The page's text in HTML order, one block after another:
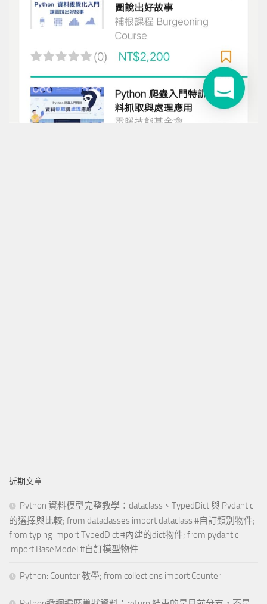
近期文章
Python 資料模型完整教學：dataclass、TypedDict 與 Pydantic
的選擇與比較; from dataclasses import dataclass #自訂類別物件;
from typing import TypedDict #內建的dict物件; from pydantic
import BaseModel #自訂模型物件
Python: Counter 教學; from collections import Counter